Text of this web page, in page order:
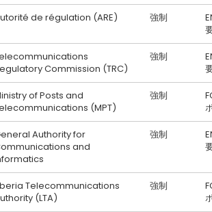
de régulation (ARE) 強制
Commission (TRC)
強制
of Posts and
(MPT)
強制
Authority for
and
強制
Telecommunications
(LTA)
強制